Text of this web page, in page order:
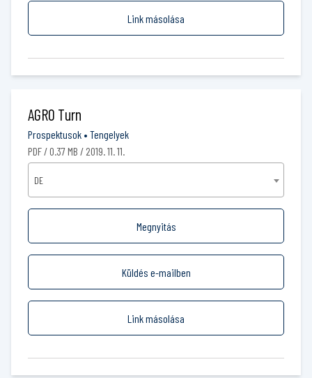
Link másolása
AGRO Turn
Prospektusok • Tengelyek
PDF / 0.37 MB / 2019. 11. 11.
DE
Megnyitás
Küldés e-mailben
Link másolása